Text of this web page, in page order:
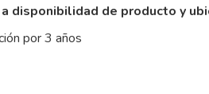
disponibilidad de producto y
por 3 años